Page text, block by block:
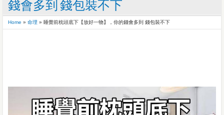
錢會多到 錢包裝不下
Home » 命理 » 睡覺前枕頭底下【放好一物】，你的錢會多到 錢包裝不下